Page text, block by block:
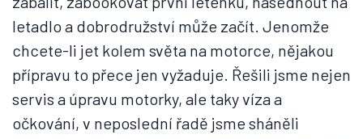
letadlo a dobrodružství může začít. Jenomže
chcete-li jet kolem světa na motorce, nějakou
přípravu to přece jen vyžaduje. Řešili jsme nejen
servis a úpravu motorky, ale taky víza a
očkování, v neposlední řadě jsme sháněli